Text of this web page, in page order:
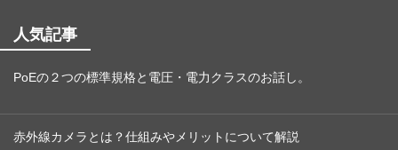
人気記事
PoEの２つの標準規格と電圧・電力クラスのお話し。
赤外線カメラとは？仕組みやメリットについて解説